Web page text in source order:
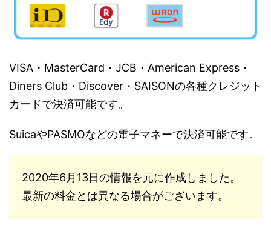
VISA・MasterCard・JCB・American Express・
Diners Club・Discover・SAISONの各種クレジット
カードで決済可能です。
SuicaやPASMOなどの電子マネーで決済可能です。
2020年6月13日の情報を元に作成しました。
最新の料金とは異なる場合がございます。